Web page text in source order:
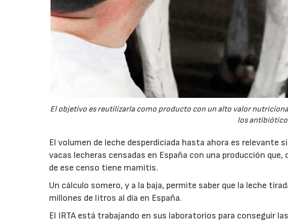
El objetivo es reutilizarla como producto con un alto valor
los
El volumen de leche desperdiciada hasta ahora es relevante
vacas lecheras censadas en España con una producción
de ese censo tiene mamitis.
Un cálculo somero, y a la baja, permite saber que la leche
millones de litros al día en España.
El IRTA está trabajando en sus laboratorios para conseguir